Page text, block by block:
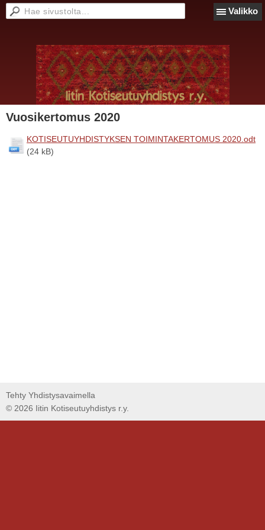
Valikko
Vuosikertomus 2020
KOTISEUTUYHDISTYKSEN TOIMINTAKERTOMUS 2020.odt
(24 kB)
Tehty Yhdistysavaimella
© 2026 Iitin Kotiseutuyhdistys r.y.